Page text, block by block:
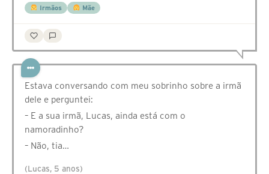
Irmãos Mãe
Estava conversando com meu sobrinho sobre a irmã
dele e perguntei:
– E a sua irmã, Lucas, ainda está com o
namoradinho?
– Não, tia…
(Lucas, 5 anos)